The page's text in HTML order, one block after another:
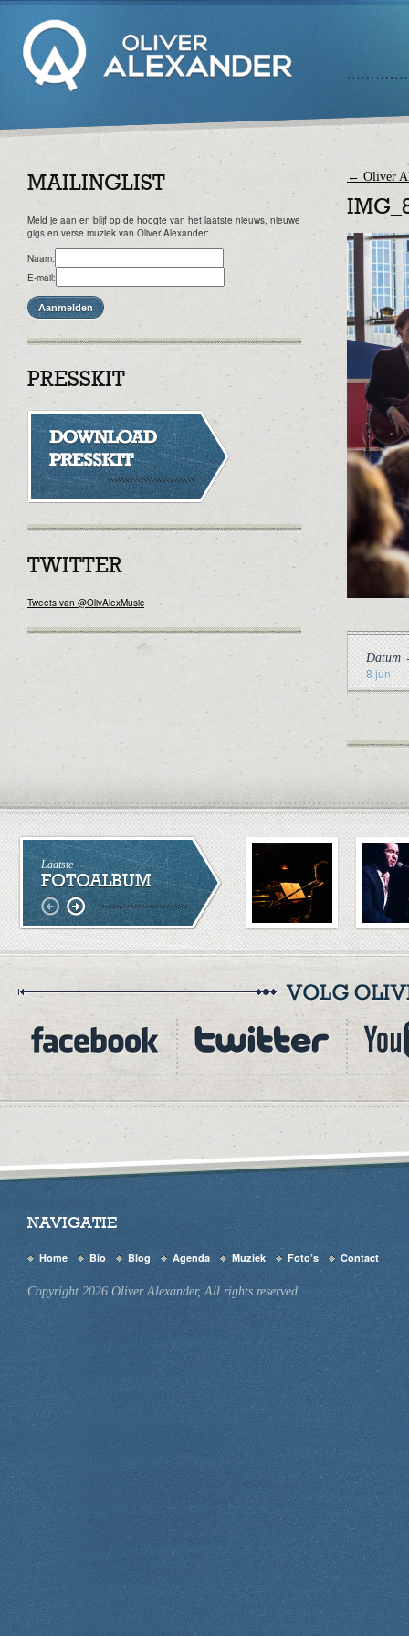
MAILINGLIST
Meld je aan en blijf op de hoogte van het laatste nieuws, nieuwe
gigs en verse muziek van Oliver Alexander:
Naam:
E-mail:
PRESSKIT
TWITTER
Tweets van @OlivAlexMusic
← Oliver
Datum
8 jun
Laatste
FOTOALBUM
NAVIGATIE
Home Bio Blog Agenda Muziek Foto’s Contact
Copyright 2026 Oliver Alexander, All rights reserved.